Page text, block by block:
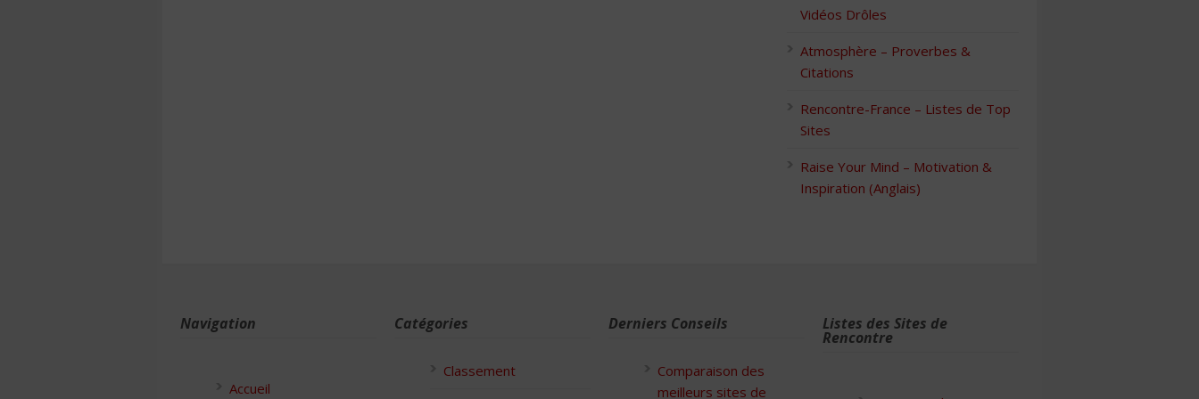
Vidéos Drôles
Atmosphère – Proverbes &
Citations
Rencontre-France – Listes de Top
Sites
Raise Your Mind – Motivation &
Inspiration (Anglais)
Navigation
Accueil
Catégories
Classement
Derniers Conseils
Comparaison des
meilleurs sites de
Listes des Sites de
Rencontre